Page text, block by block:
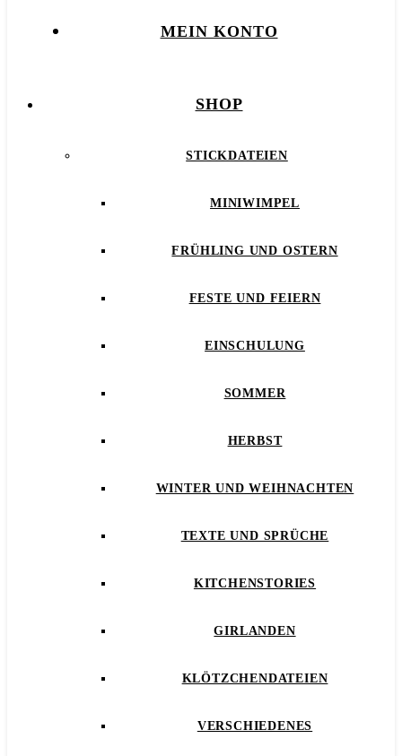
MEIN KONTO
SHOP
STICKDATEIEN
MINIWIMPEL
FRÜHLING UND OSTERN
FESTE UND FEIERN
EINSCHULUNG
SOMMER
HERBST
WINTER UND WEIHNACHTEN
TEXTE UND SPRÜCHE
KITCHENSTORIES
GIRLANDEN
KLÖTZCHENDATEIEN
VERSCHIEDENES